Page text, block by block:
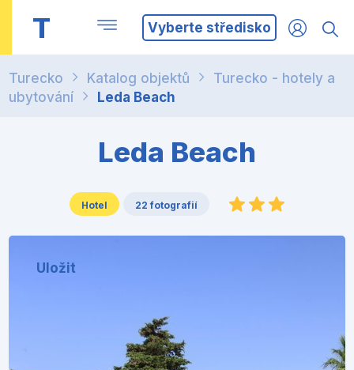
T Vyberte středisko
Turecko Katalog objektů
Turecko - hotely a
ubytování
Leda Beach
Leda Beach
Hotel 22 fotografií
Uložit